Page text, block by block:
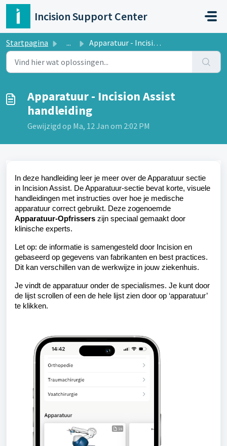
Doorgaan naar hoofdinhoud
Incision Support Center
Startpagina ... Apparatuur - Incision Assist handleiding
Apparatuur - Incision Assist
handleiding
Gewijzigd op Ma, 12 Jan om 2:02 PM
In deze handleiding leer je meer over de Apparatuur sectie
in Incision Assist. De Apparatuur-sectie bevat korte, visuele
handleidingen met instructies over hoe je medische
apparatuur correct gebruikt. Deze zogenoemde
Apparatuur-Opfrissers zijn speciaal gemaakt door
klinische experts.
Let op: de informatie is samengesteld door Incision en
gebaseerd op gegevens van fabrikanten en best practices.
Dit kan verschillen van de werkwijze in jouw ziekenhuis.
Je vindt de apparatuur onder de specialismes. Je kunt door
de lijst scrollen of een de hele lijst zien door op ‘apparatuur’
te klikken.